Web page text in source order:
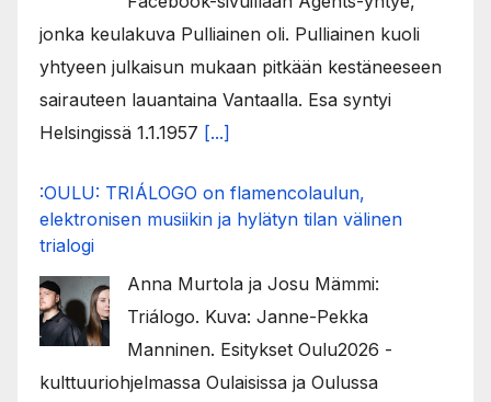
jonka keulakuva Pulliainen oli. Pulliainen kuoli
yhtyeen julkaisun mukaan pitkään kestäneeseen
sairauteen lauantaina Vantaalla. Esa syntyi
Helsingissä 1.1.1957 [...]
:OULU: TRIÁLOGO on flamencolaulun,
elektronisen musiikin ja hylätyn tilan välinen
trialogi
Anna Murtola ja Josu Mämmi:
Triálogo. Kuva: Janne-Pekka
Manninen. Esitykset Oulu2026 -
kulttuuriohjelmassa Oulaisissa ja Oulussa